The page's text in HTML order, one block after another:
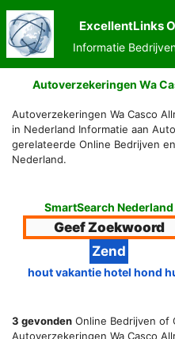
Ga
naar
de
inhoud
ExcellentLinks
Informatie
Autoverzekeringen Wa
Autoverzekeringen Wa Casco
in Nederland Informatie aan
gerelateerde Online Bedrijven
Nederland.
SmartSearch Nederland
hout vakantie hotel hond
3 gevonden Online Bedrijven of
Autoverzekeringen Wa Casco